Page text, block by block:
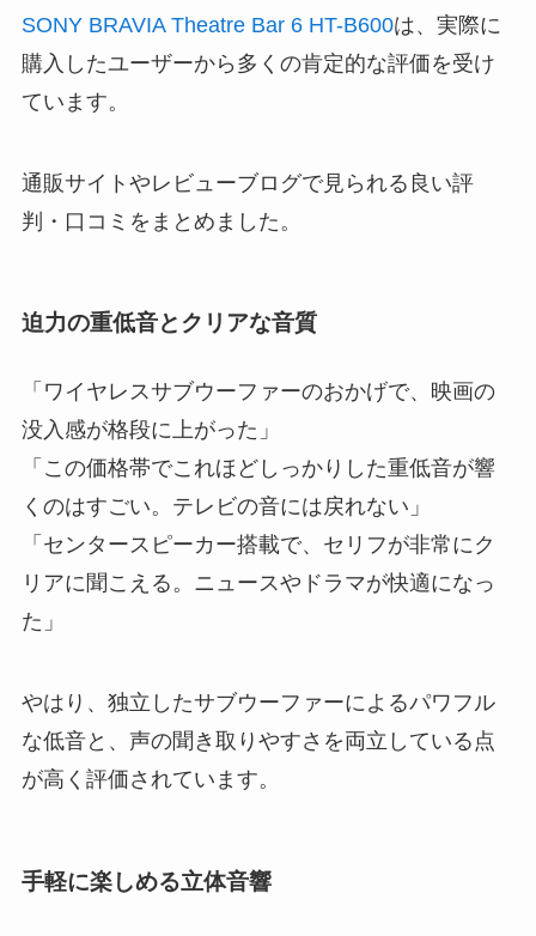
SONY BRAVIA Theatre Bar 6 HT-B600は、実際に
購入したユーザーから多くの肯定的な評価を受け
ています。
通販サイトやレビューブログで見られる良い評
判・口コミをまとめました。
迫力の重低音とクリアな音質
「ワイヤレスサブウーファーのおかげで、映画の
没入感が格段に上がった」
「この価格帯でこれほどしっかりした重低音が響
くのはすごい。テレビの音には戻れない」
「センタースピーカー搭載で、セリフが非常にク
リアに聞こえる。ニュースやドラマが快適になっ
た」
やはり、独立したサブウーファーによるパワフル
な低音と、声の聞き取りやすさを両立している点
が高く評価されています。
手軽に楽しめる立体音響